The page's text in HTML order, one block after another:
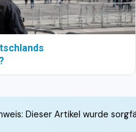
Dieser Artikel wurde